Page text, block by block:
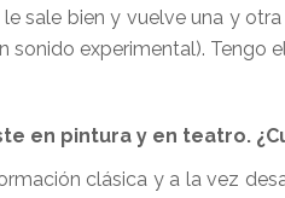
sale bien y vuelve una y
sonido experimental). Tengo
en pintura y en teatro.
clásica y a la vez